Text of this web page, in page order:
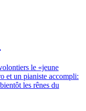
le «jeune
et un pianiste accompli:
les rênes du